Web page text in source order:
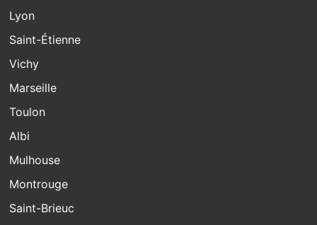
Lyon
Saint-Étienne
Vichy
Marseille
Toulon
Albi
Mulhouse
Montrouge
Saint-Brieuc